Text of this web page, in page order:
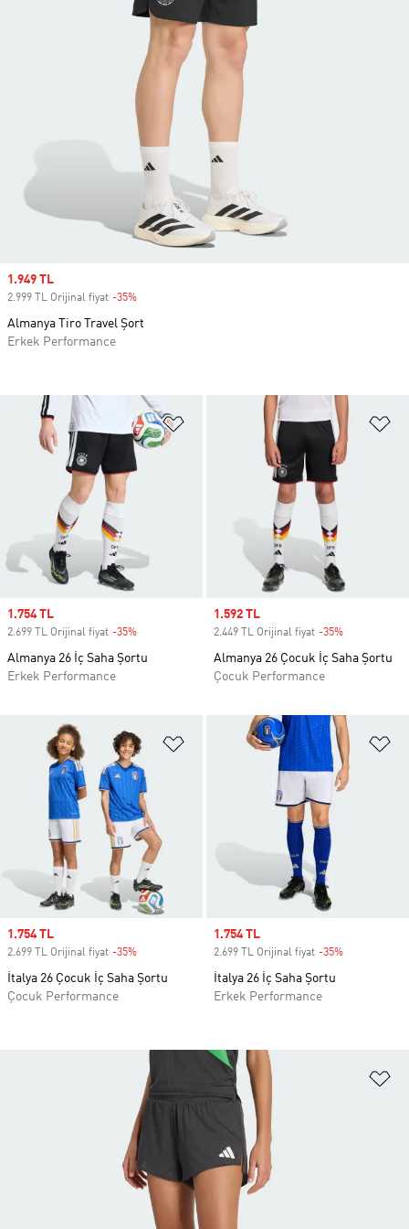
Favori Listesine Ekle
Sale price
1.754 TL
2.699 TL Orijinal fiyat -35%
Almanya 26 İç Saha Şortu
Erkek Performance
Sale price
1.592 TL
2.449 TL Orijinal fiyat -35%
Almanya 26 Çocuk İç Saha Şortu
Çocuk Performance
Favori Listesine Ekle
Sale price
1.754 TL
2.699 TL Orijinal fiyat -35%
İtalya 26 Çocuk İç Saha Şortu
Çocuk Performance
Sale price
1.754 TL
2.699 TL Orijinal fiyat -35%
İtalya 26 İç Saha Şortu
Erkek Performance
Sale price
1.949 TL
2.999 TL Orijinal fiyat -35%
Almanya Tiro Travel Şort
Erkek Performance